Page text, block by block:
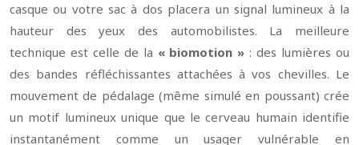
casque ou votre sac à dos placera un signal lumineux à la
hauteur des yeux des automobilistes. La meilleure
technique est celle de la « biomotion » : des lumières ou
des bandes réfléchissantes attachées à vos chevilles. Le
mouvement de pédalage (même simulé en poussant) crée
un motif lumineux unique que le cerveau humain identifie
instantanément comme un usager vulnérable en